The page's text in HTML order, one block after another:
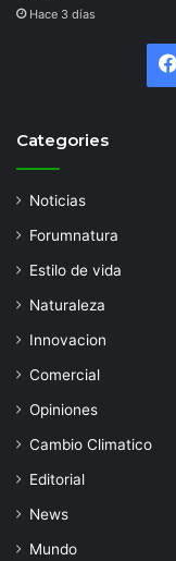
Hace 3 días
Categories
Noticias
Forumnatura
Estilo de vida
Naturaleza
Innovacion
Comercial
Opiniones
Cambio Climatico
Editorial
News
Mundo